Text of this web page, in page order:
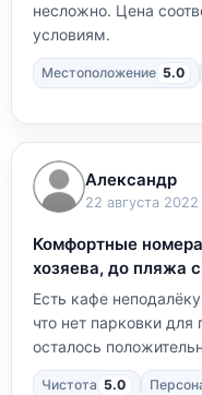
несложно. Цена
условиям.
Местоположение 5.0
Александр
22 августа 2022
Комфортные
хозяева, до пляжа
Есть кафе
что нет парковки для
осталось
Чистота 5.0